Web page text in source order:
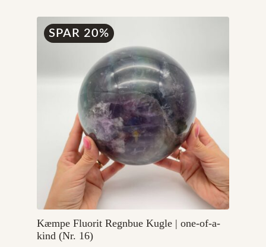
499,00 kr..
349,00 kr..
SPAR 20%
Kæmpe Fluorit Regnbue Kugle | one-of-a-
kind (Nr. 16)